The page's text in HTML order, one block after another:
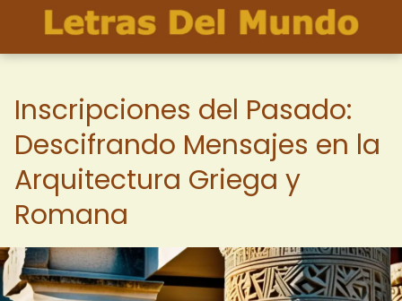
Inscripciones del Pasado:
Descifrando Mensajes en la
Arquitectura Griega y
Romana